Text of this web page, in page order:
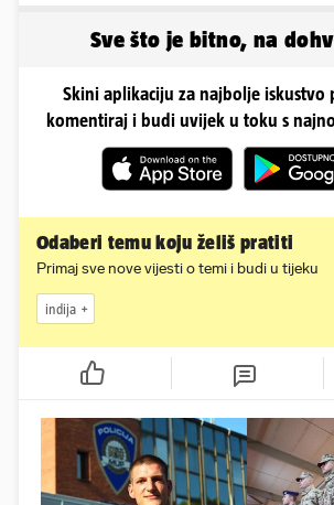
Sve što je bitno, na
Skini aplikaciju za najbolje iskustvo
komentiraj i budi uvijek u toku s
Odaberi temu koju želiš pratiti
Primaj sve nove vijesti o temi i budi u tijeku
indija